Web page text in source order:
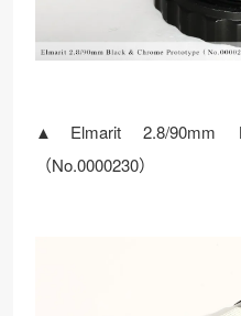
▲Elmarit 2.8/90mm
（No.0000230）